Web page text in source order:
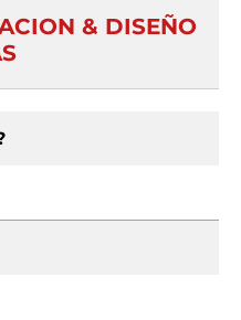
& DISEÑO